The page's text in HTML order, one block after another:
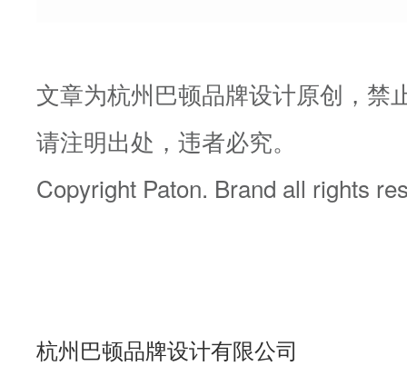
文章为杭州巴顿品牌设计原创，禁
请注明出处，违者必究。
Copyright Paton. Brand all rights
杭州巴顿品牌设计有限公司